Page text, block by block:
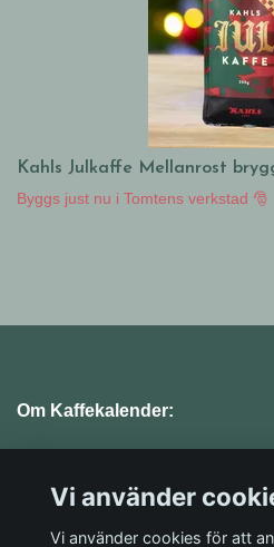
Kahls Julkaffe Mellanrost
Byggs just nu i Tomtens verkstad 🎅
Om Kaffekalender:
Sociala medier
Vi använder
Vi använder cookies för att